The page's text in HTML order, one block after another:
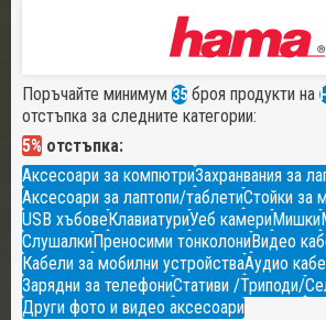
Поръчайте минимум 35 броя продукти на
отстъпка за следните категории:
5% отстъпка:
Аксесоари за компютриЗахранвания за
Аксесоари за лаптопи/таблетиСтойки за
USB хъбовеКлавиатуриУеб камериМишки
СлушалкиПреносими тонколониВидео
Кабели за мобилни устройстваАудио
Зарядни за телефониСтативи /Триподи/
Други фото и видео аксесоари